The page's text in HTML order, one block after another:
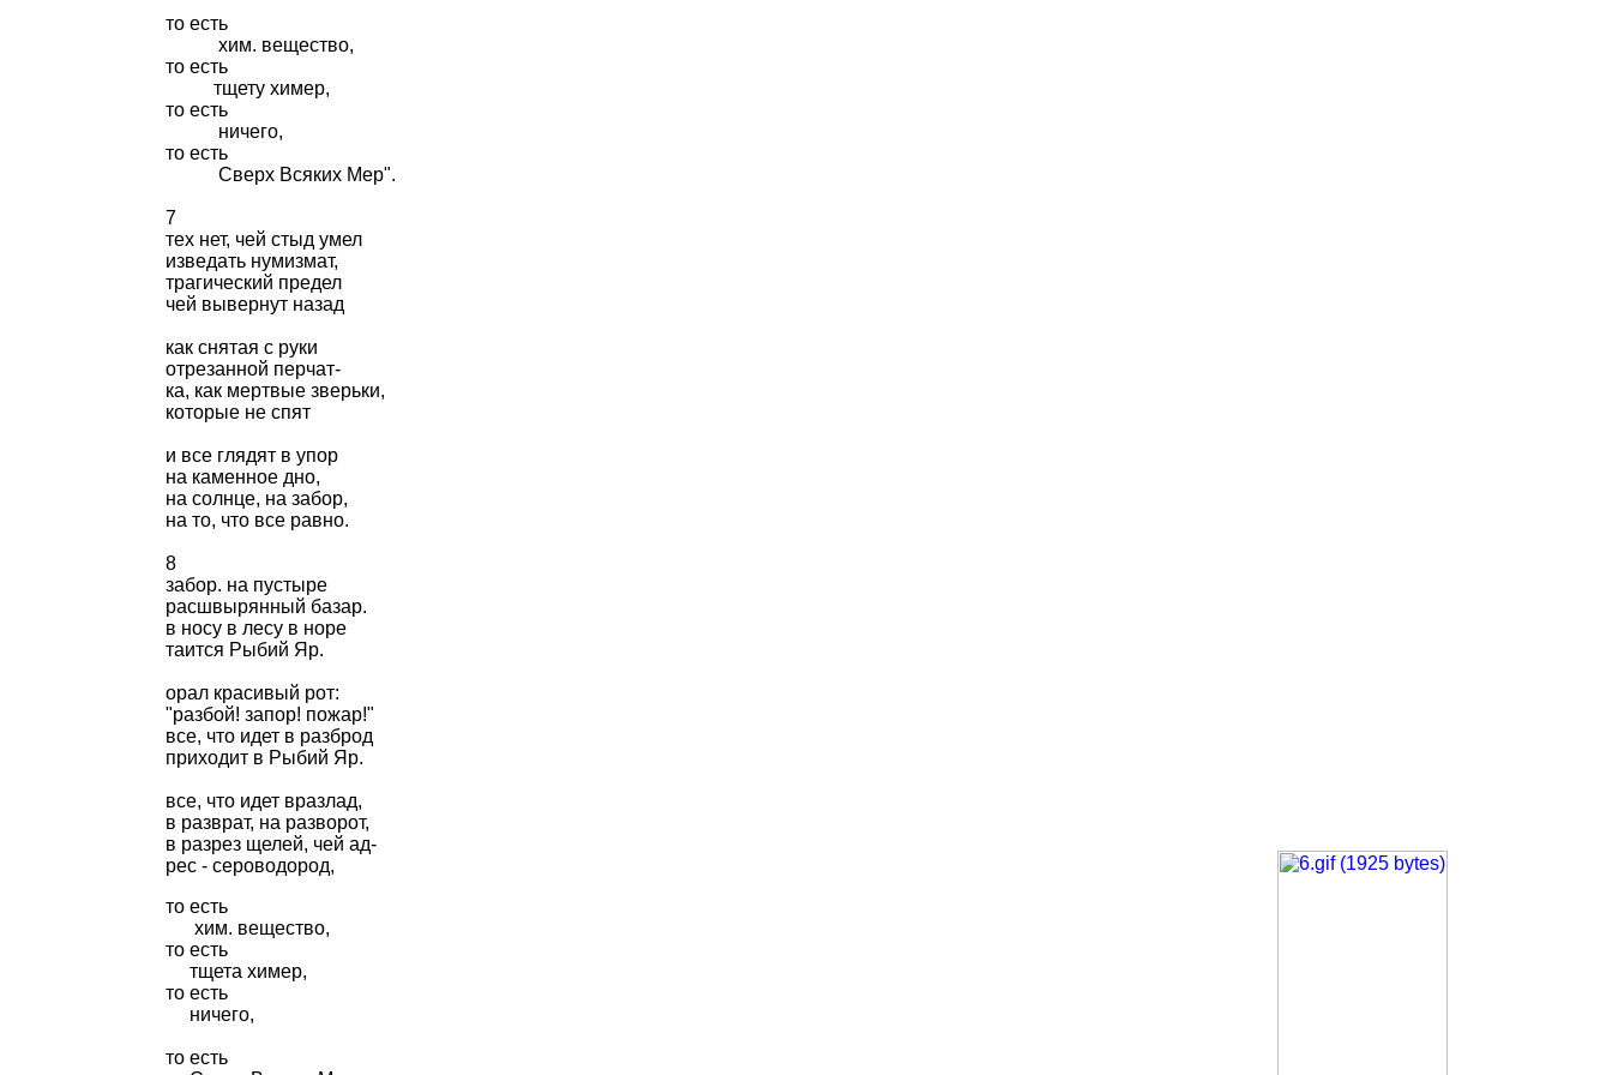
то есть
хим. вещество,
то есть
тщету химер,
то есть
ничего,
то есть
Сверх Всяких Мер".
7
тех нет, чей стыд умел
изведать нумизмат,
трагический предел
чей вывернут назад
как снятая с руки
отрезанной перчат-
ка, как мертвые зверьки,
которые не спят
и все глядят в упор
на каменное дно,
на солнце, на забор,
на то, что все равно.
8
забор. на пустыре
расшвырянный базар.
в носу в лесу в норе
таится Рыбий Яр.
орал красивый рот:
"разбой! запор! пожар!"
все, что идет в разброд
приходит в Рыбий Яр.
все, что идет вразлад,
в разврат, на разворот,
в разрез щелей, чей ад-
рес - сероводород,
то есть
хим. вещество,
то есть
тщета химер,
то есть
ничего,
то есть